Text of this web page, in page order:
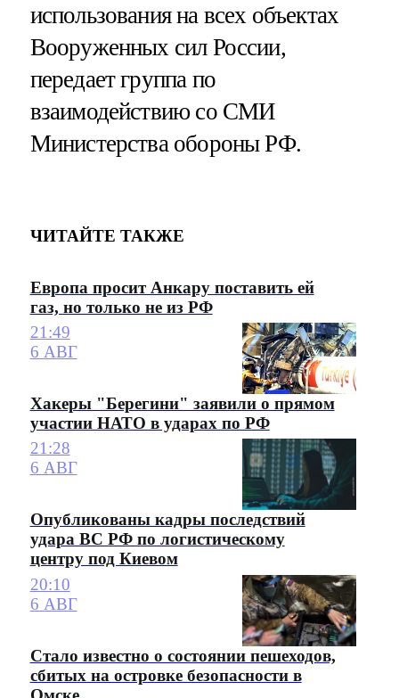
использования на всех объектах
Вооруженных сил России,
передает группа по
взаимодействию со СМИ
Министерства обороны РФ.
ЧИТАЙТЕ ТАКЖЕ
Европа просит Анкару поставить ей
газ, но только не из РФ
21:49
6 АВГ
Хакеры "Берегини" заявили о прямом
участии НАТО в ударах по РФ
21:28
6 АВГ
Опубликованы кадры последствий
удара ВС РФ по логистическому
центру под Киевом
20:10
6 АВГ
Стало известно о состоянии пешеходов,
сбитых на островке безопасности в